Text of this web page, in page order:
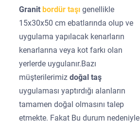
Granitbordür taşı genellikle
15x30x50 cm ebatlarında olup ve
uygulama yapılacak kenarların
kenarlarına veya kot farkı olan
yerlerde uygulanır.Bazı
müşterilerimizdoğal taş
uygulaması yaptırdığı alanların
tamamen doğal olmasını talep
etmekte. Fakat Bu durum nedeniyle